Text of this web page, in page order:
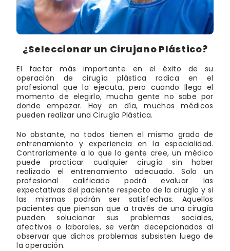
¿Seleccionar un Cirujano Plástico?
El factor más importante en el éxito de su
operación de cirugía plástica radica en el
profesional que la ejecuta, pero cuando llega el
momento de elegirlo, mucha gente no sabe por
donde empezar. Hoy en día, muchos médicos
pueden realizar una Cirugía Plástica.
No obstante, no todos tienen el mismo grado de
entrenamiento y experiencia en la especialidad.
Contrariamente a lo que la gente cree, un médico
puede practicar cualquier cirugía sin haber
realizado el entrenamiento adecuado. Solo un
profesional calificado podrá evaluar las
expectativas del paciente respecto de la cirugía y si
las mismas podrán ser satisfechas. Aquellos
pacientes que piensan que a través de una cirugía
pueden solucionar sus problemas sociales,
afectivos o laborales, se verán decepcionados al
observar que dichos problemas subsisten luego de
la operación.